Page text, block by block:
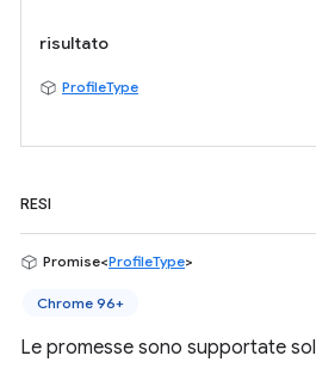
risultato
ProfileType
RESI
Promise<ProfileType>
Chrome 96+
Le promesse sono supportate